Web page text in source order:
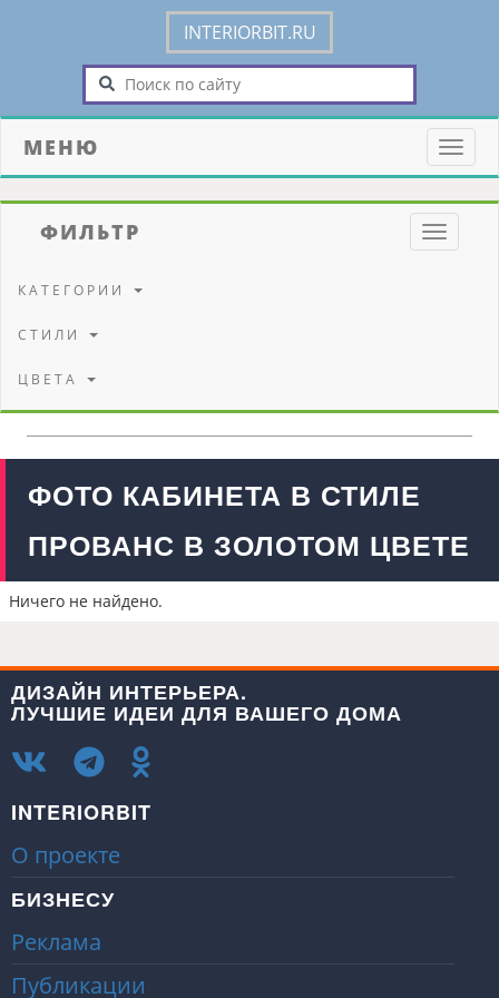
INTERIORBIT.RU
Toggle
МЕНЮ
ФИЛЬТР
Toggle
КАТЕГОРИИ
СТИЛИ
ЦВЕТА
ФОТО КАБИНЕТА В СТИЛЕ
ПРОВАНС В ЗОЛОТОМ ЦВЕТЕ
Ничего не найдено.
ДИЗАЙН ИНТЕРЬЕРА.
ЛУЧШИЕ ИДЕИ ДЛЯ ВАШЕГО ДОМА
INTERIORBIT
О проекте
БИЗНЕСУ
Реклама
Публикации